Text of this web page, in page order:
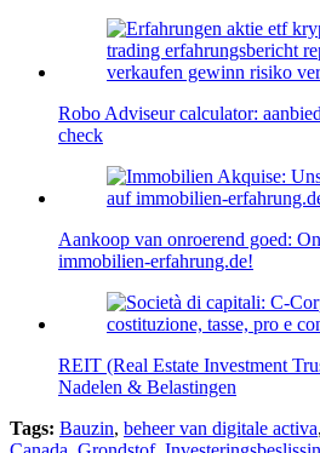
Robo Adviseur calculator:
check
Aankoop van onroerend goed:
immobilien-erfahrung.de!
REIT (Real Estate Investment
Nadelen & Belastingen
Tags: Bauzin, beheer van digitale activa,